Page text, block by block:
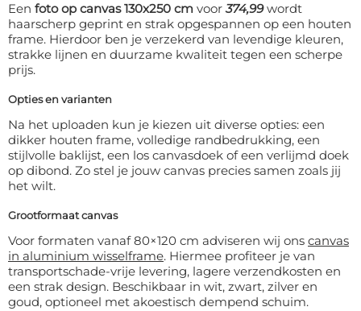
Een foto op canvas 130x250 cm voor374,99wordt
haarscherp geprint en strak opgespannen op een houten
frame. Hierdoor ben je verzekerd van levendige kleuren,
strakke lijnen en duurzame kwaliteit tegen een scherpe
prijs.
Opties en varianten
Na het uploaden kun je kiezen uit diverse opties: een
dikker houten frame, volledige randbedrukking, een
stijlvolle baklijst, een los canvasdoek of een verlijmd doek
op dibond. Zo stel je jouw canvas precies samen zoals jij
het wilt.
Grootformaat canvas
Voor formaten vanaf 80×120 cm adviseren wij ons canvas
in aluminium wisselframe. Hiermee profiteer je van
transportschade-vrije levering, lagere verzendkosten en
een strak design. Beschikbaar in wit, zwart, zilver en
goud, optioneel met akoestisch dempend schuim.